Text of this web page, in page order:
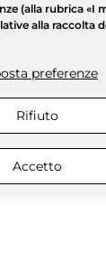
(alla rubrica «I
alla raccolta
preferenze
Rifiuto
Accetto